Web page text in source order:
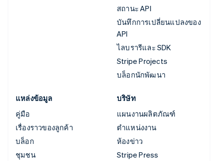
สถานะ API
บันทึกการเปลี่ยนแปลงของ
API
ไลบรารีและ SDK
Stripe Projects
บล็อกนักพัฒนา
แหล่งข้อมูล
คู่มือ
เรื่องราวของลูกค้า
บล็อก
ชุมชน
บริษัท
แผนงานผลิตภัณฑ์
ตำแหน่งงาน
ห้องข่าว
Stripe Press